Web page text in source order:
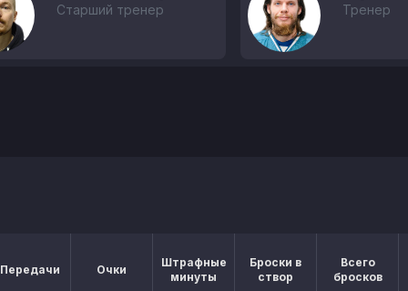
Старший тренер Тренер
Передачи Очки
Штрафные
минуты
Броски в
створ
Всего
бросков